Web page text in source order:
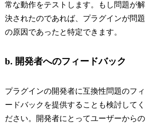
常な動作をテストします。もし問題が解
決されたのであれば、プラグインが問題
の原因であったと特定できます。
b. 開発者へのフィードバック
プラグインの開発者に互換性問題のフィ
ードバックを提供することも検討してく
ださい。開発者にとってユーザーからの